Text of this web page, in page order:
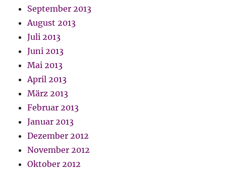
September 2013
August 2013
Juli 2013
Juni 2013
Mai 2013
April 2013
März 2013
Februar 2013
Januar 2013
Dezember 2012
November 2012
Oktober 2012